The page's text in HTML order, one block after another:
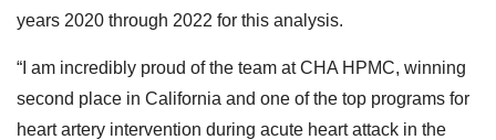
years 2020 through 2022 for this analysis.
“I am incredibly proud of the team at CHA HPMC, winning
second place in California and one of the top programs for
heart artery intervention during acute heart attack in the